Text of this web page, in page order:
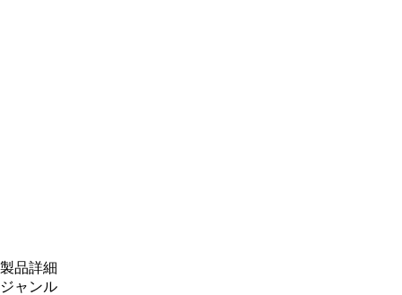
製品詳細
ジャンル